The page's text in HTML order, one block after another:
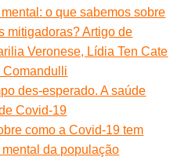
o que sabemos sobre
mitigadoras? Artigo de
Veronese, Lídia Ten Cate
Comandulli
des-esperado. A saúde
Covid-19
como a Covid-19 tem
da população